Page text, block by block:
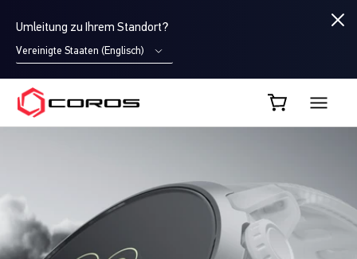
Umleitung zu Ihrem Standort?
Vereinigte Staaten (Englisch)
COROS DE